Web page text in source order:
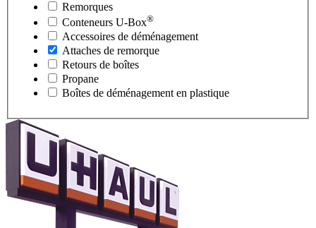
Remorques
Conteneurs U-Box®
Accessoires de déménagement
Attaches de remorque
Retours de boîtes
Propane
Boîtes de déménagement en plastique